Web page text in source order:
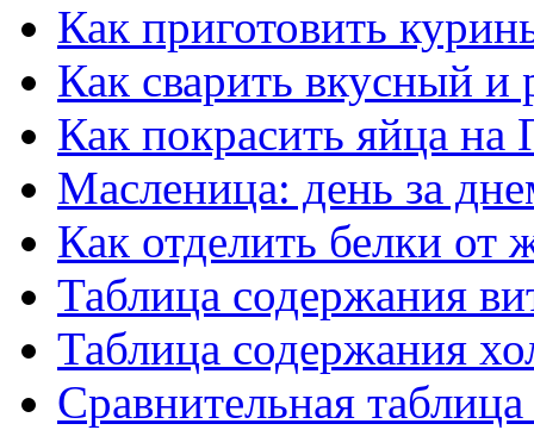
Как приготовить
Как сварить вкусный и
Как покрасить яйца на
Масленица: день за
Как отделить белки от
Таблица содержания
Таблица содержания
Сравнительная